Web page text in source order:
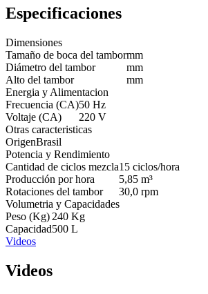
Especificaciones
Dimensiones
Tamaño de boca del tambormm
Diámetro del tambor
mm
Alto del tambor
mm
Energia y Alimentacion
Frecuencia (CA)50 Hz
Voltaje (CA)
220 V
Otras caracteristicas
OrigenBrasil
Potencia y Rendimiento
Cantidad de ciclos mezcla15 ciclos/hora
Producción por hora
5,85 m³
Rotaciones del tambor
30,0 rpm
Volumetria y Capacidades
Peso (Kg) 240 Kg
Capacidad500 L
Videos
Videos